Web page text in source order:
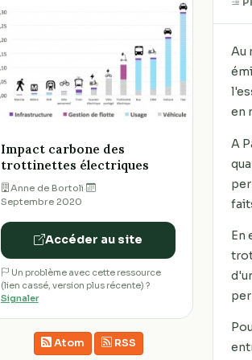
Impact carbone des
trottinettes électriques
Anne de Bortoli·
Septembre 2020
Accéder au site
Un problème avec cette ressource
(lien cassé, version plus récente) ?
Signaler
Atom RSS
Au
en
A
En